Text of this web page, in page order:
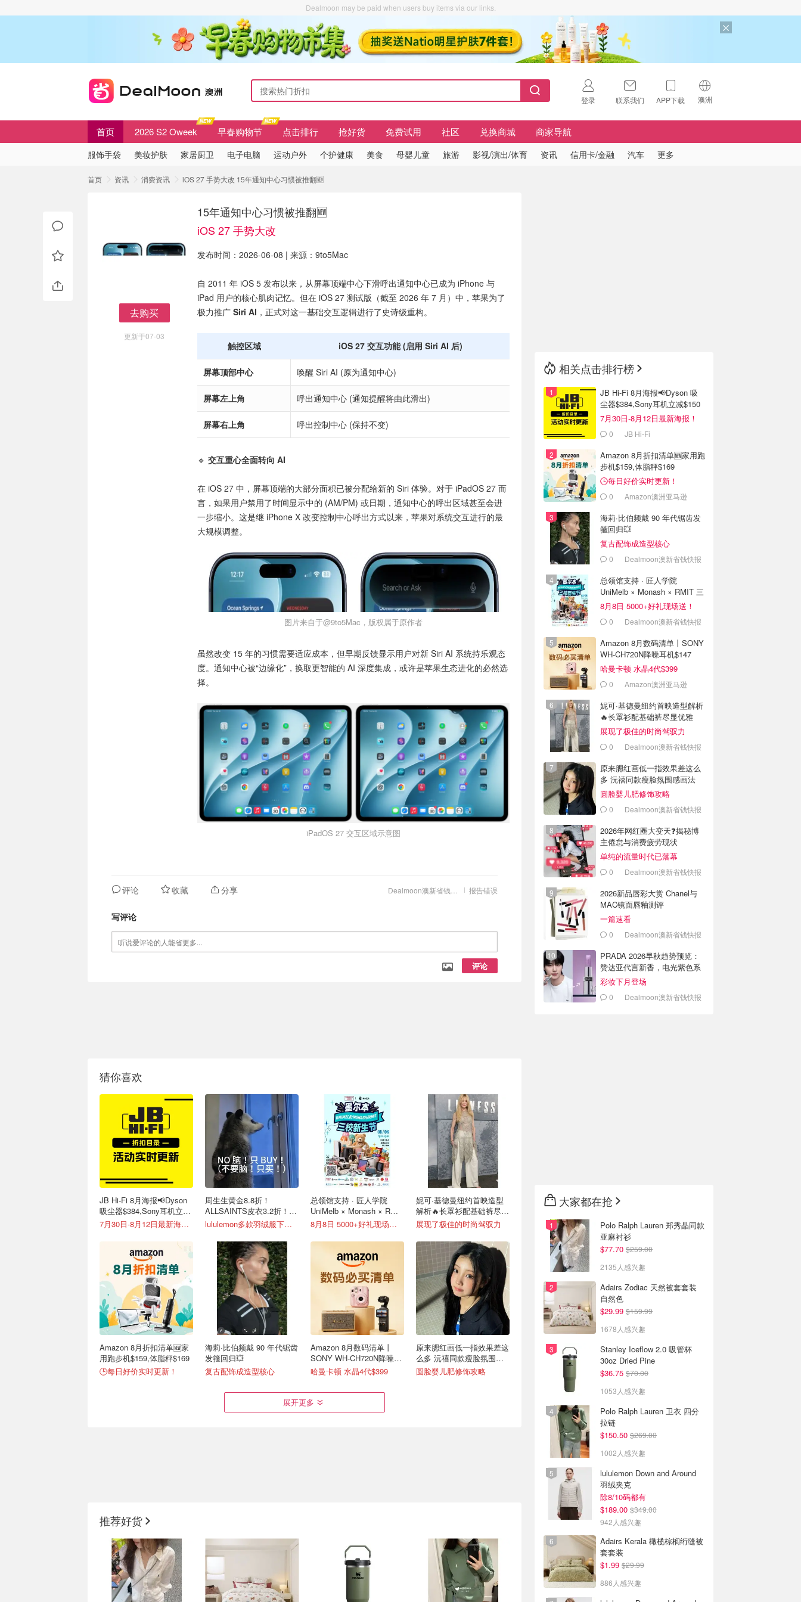
Dealmoon may be paid when users buy items via our links.
登录 联系我们 APP下载 澳洲
🇺🇸
🇨🇳中国
首页 2026 S2 Oweek 早春购物节 点击排行 抢好货 免费试用 社区 兑换商城 商家导航
服饰手袋 美妆护肤 家居厨卫 电子电脑 运动户外 个护健康 美食 母婴儿童 旅游 影视/演出/体育 资讯 信用卡/金融 汽车 更多
首页 资讯 消费资讯 iOS 27 手势大改 15年通知中心习惯被推翻🆕
去购买
更新于07-03
15年通知中心习惯被推翻🆕
iOS 27 手势大改
发布时间：2026-06-08 | 来源：9to5Mac
自 2011 年 iOS 5 发布以来，从屏幕顶端中心下滑呼出通知中心已成为 iPhone 与
iPad 用户的核心肌肉记忆。但在 iOS 27 测试版（截至 2026 年 7 月）中，苹果为了
极力推广 Siri AI ，正式对这一基础交互逻辑进行了史诗级重构。
触控区域 iOS 27 交互功能 (启用 Siri AI 后)
屏幕顶部中心 唤醒 Siri AI (原为通知中心)
屏幕左上角 呼出通知中心 (通知提醒将由此滑出)
屏幕右上角 呼出控制中心 (保持不变)
🔹 交互重心全面转向 AI
在 iOS 27 中，屏幕顶端的大部分面积已被分配给新的 Siri 体验。对于 iPadOS 27 而
言，如果用户禁用了时间显示中的 (AM/PM) 或日期，通知中心的呼出区域甚至会进
一步缩小。这是继 iPhone X 改变控制中心呼出方式以来，苹果对系统交互进行的最
大规模调整。
图片来自于@9to5Mac，版权属于原作者
虽然改变 15 年的习惯需要适应成本，但早期反馈显示用户对新 Siri AI 系统持乐观态
度。通知中心被“边缘化”，换取更智能的 AI 深度集成，或许是苹果生态进化的必然选
择。
iPadOS 27 交互区域示意图
报告错误
评论 收藏 分享
写评论
评论
猜你喜欢
JB Hi-Fi 8月海报📢Dyson
吸尘器$384,Sony耳机立减
$150
7月30日-8月12日最新海报！
Amazon 8月折扣清单🆕家
用跑步机$159,体脂秤$169
🕒每日好价实时更新！
周生生黄金8.8折！
ALLSAINTS皮衣3.2折！科
颜氏高保湿套装3.9折
lululemon多款羽绒服下折扣！
海莉·比伯频戴 90 年代锯齿
发箍回归💥
复古配饰成造型核心
总领馆支持 · 匠人学院
UniMelb × Monash × RMIT
三校新生节
8月8日 5000+好礼现场送！
Amazon 8月数码清单丨
SONY WH-CH720N降噪耳
机$147
哈曼卡顿 水晶4代$399
妮可·基德曼纽约首映造型
解析🔥长罩衫配基础裤尽显
优雅
展现了极佳的时尚驾驭力
原来腮红画低一指效果差这
么多 沅禧同款瘦脸氛围感
画法
圆脸婴儿肥修饰攻略
生活攻略手册 - 购物, 旅游,
生活, 美食
评论分享送🍎苹果Airpods‼️
展开更多
推荐好货
相关点击排行榜
JB Hi-Fi 8月海报📢Dyson 吸
尘器$384,Sony耳机立减$150
7月30日-8月12日最新海报！
0 JB Hi-Fi
Amazon 8月折扣清单🆕家用跑
步机$159,体脂秤$169
🕒每日好价实时更新！
0 Amazon澳洲亚马逊
海莉·比伯频戴 90 年代锯齿发
箍回归💥
复古配饰成造型核心
0 Dealmoon澳新省钱快报
总领馆支持 · 匠人学院
UniMelb × Monash × RMIT 三
校新生节
8月8日 5000+好礼现场送！
0 Dealmoon澳新省钱快报
Amazon 8月数码清单丨SONY
WH-CH720N降噪耳机$147
哈曼卡顿 水晶4代$399
0 Amazon澳洲亚马逊
妮可·基德曼纽约首映造型解析
🔥长罩衫配基础裤尽显优雅
展现了极佳的时尚驾驭力
0 Dealmoon澳新省钱快报
原来腮红画低一指效果差这么
多 沅禧同款瘦脸氛围感画法
圆脸婴儿肥修饰攻略
0 Dealmoon澳新省钱快报
2026年网红圈大变天❓揭秘博
主倦怠与消费疲劳现状
单纯的流量时代已落幕
0 Dealmoon澳新省钱快报
2026新品唇彩大赏 Chanel与
MAC镜面唇釉测评
一篇速看
0 Dealmoon澳新省钱快报
PRADA 2026早秋趋势预览：
赞达亚代言新香，电光紫色系
彩妆下月登场
0 Dealmoon澳新省钱快报
大家都在抢
Polo Ralph Lauren 郑秀晶同款
亚麻衬衫
$77.70 $259.00
2135人感兴趣
Adairs Zodiac 天然被套套装
自然色
$29.99 $159.99
1678人感兴趣
Stanley Iceflow 2.0 吸管杯
30oz Dried Pine
$36.75 $70.00
1053人感兴趣
Polo Ralph Lauren 卫衣 四分
拉链
$150.50 $269.00
1002人感兴趣
lululemon Down and Around
羽绒夹克
除8/10码都有
$189.00 $349.00
942人感兴趣
Adairs Kerala 橄榄棕榈绗缝被
套套装
$1.99 $29.99
886人感兴趣